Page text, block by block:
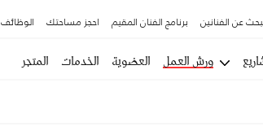
عن الفنانين برنامج الفنان المقيم احجز مساحتك الوظائف
ورش العمل العضوية الخدمات المتجر